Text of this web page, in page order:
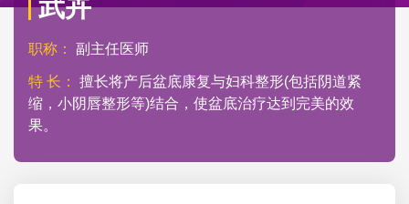
武卉
职称： 副主任医师
特 长： 擅长将产后盆底康复与妇科整形(包括阴道紧
缩，小阴唇整形等)结合，使盆底治疗达到完美的效
果。